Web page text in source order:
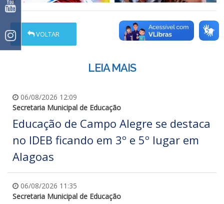
VOLTAR
LEIA MAIS
06/08/2026 12:09
Secretaria Municipal de Educação
Educação de Campo Alegre se destaca
no IDEB ficando em 3º e 5º lugar em
Alagoas
06/08/2026 11:35
Secretaria Municipal de Educação